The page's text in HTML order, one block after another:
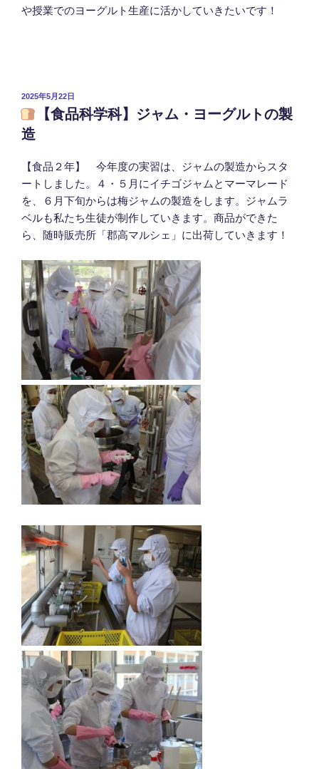
や授業でのヨーグルト生産に活かしていきたいです！
投
稿
日:
2025年5月22日
【食品科学科】ジャム・ヨーグルトの製
造
【食品２年】 今年度の実習は、ジャムの製造からスタ
ートしました。４・５月にイチゴジャムとマーマレード
を、６月下旬からは梅ジャムの製造をします。ジャムラ
ベルも私たち生徒が制作していきます。商品ができた
ら、随時販売所「郡高マルシェ」に出荷していきます！